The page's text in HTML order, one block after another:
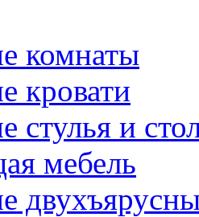
комнаты
кровати
стулья и
мебель